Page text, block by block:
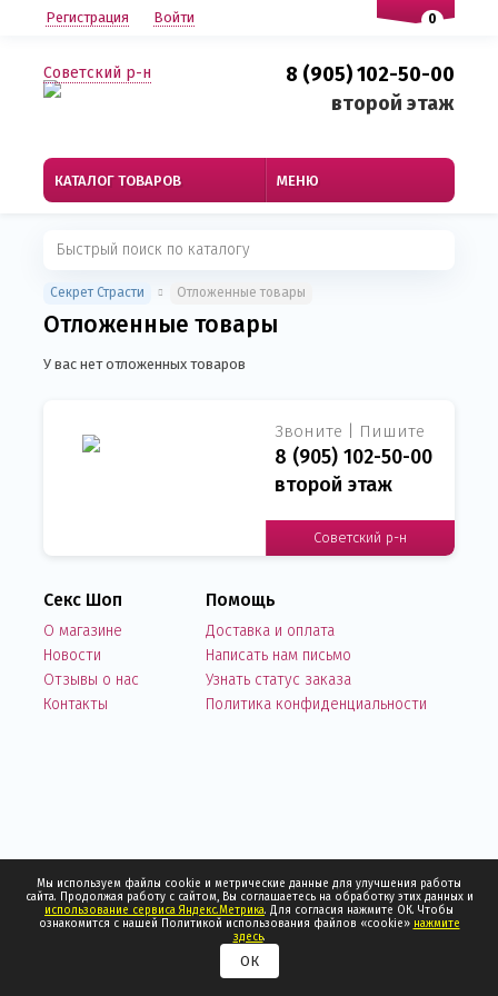
8 (905) 102-50-00
второй этаж
Советский р-н
Регистрация Войти
КАТАЛОГ ТОВАРОВ МЕНЮ
Секрет Страсти Отложенные товары
Отложенные товары
У вас нет отложенных товаров
Звоните | Пишите
8 (905) 102-50-00
второй этаж
Советский р-н
Секс Шоп
О магазине
Новости
Отзывы о нас
Контакты
Помощь
Доставка и оплата
Написать нам письмо
Узнать статус заказа
Политика конфиденциальности
0
Мы используем файлы cookie и метрические данные для улучшения работы
сайта. Продолжая работу с сайтом, Вы соглашаетесь на обработку этих данных и
использование сервиса Яндекс.Метрика. Для согласия нажмите ОК. Чтобы
ознакомится с нашей Политикой использования файлов «cookie» нажмите
здесь.
ОК